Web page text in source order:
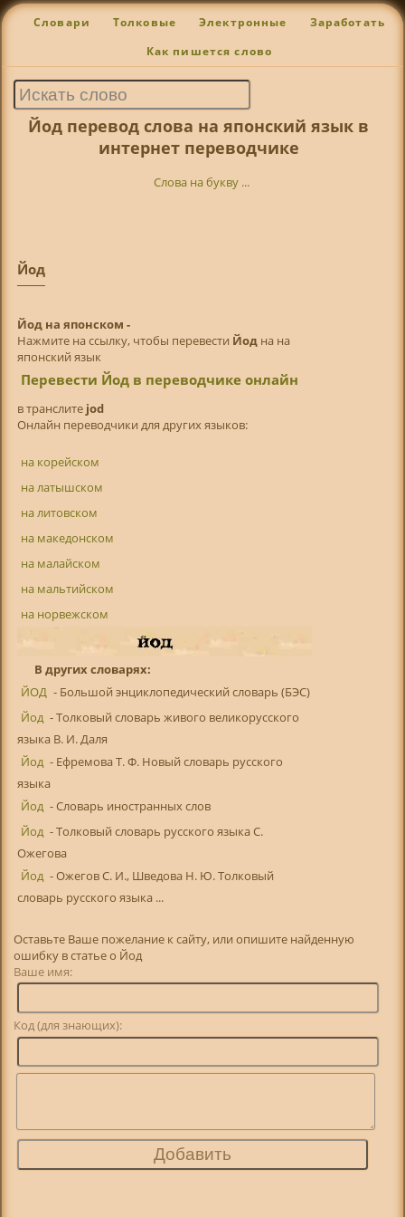
Словари Толковые Электронные Заработать
Как пишется слово
Йод перевод слова на японский язык в
интернет переводчике
Слова на букву ...
Йод
Йод на японском -
Нажмите на ссылку, чтобы перевести Йодна на
японский язык
Перевести Йод в переводчике онлайн
в транслитe jod
Онлайн переводчики для других языков:
на корейском
на латышском
на литовском
на македонском
на малайском
на мальтийском
на норвежском
В других словарях:
ЙОД - Большой энциклопедический словарь (БЭС)
Йод - Толковый словарь живого великорусского
языка В. И. Даля
Йод - Ефремова Т. Ф. Новый словарь русского
языка
Йод - Словарь иностранных слов
Йод - Толковый словарь русского языка С.
Ожегова
Йод - Ожегов С. И., Шведова Н. Ю. Толковый
словарь русского языка ...
Оставьте Ваше пожелание к сайту, или опишите найденную
ошибку в статье о Йод
Ваше имя:
Код (для знающих):